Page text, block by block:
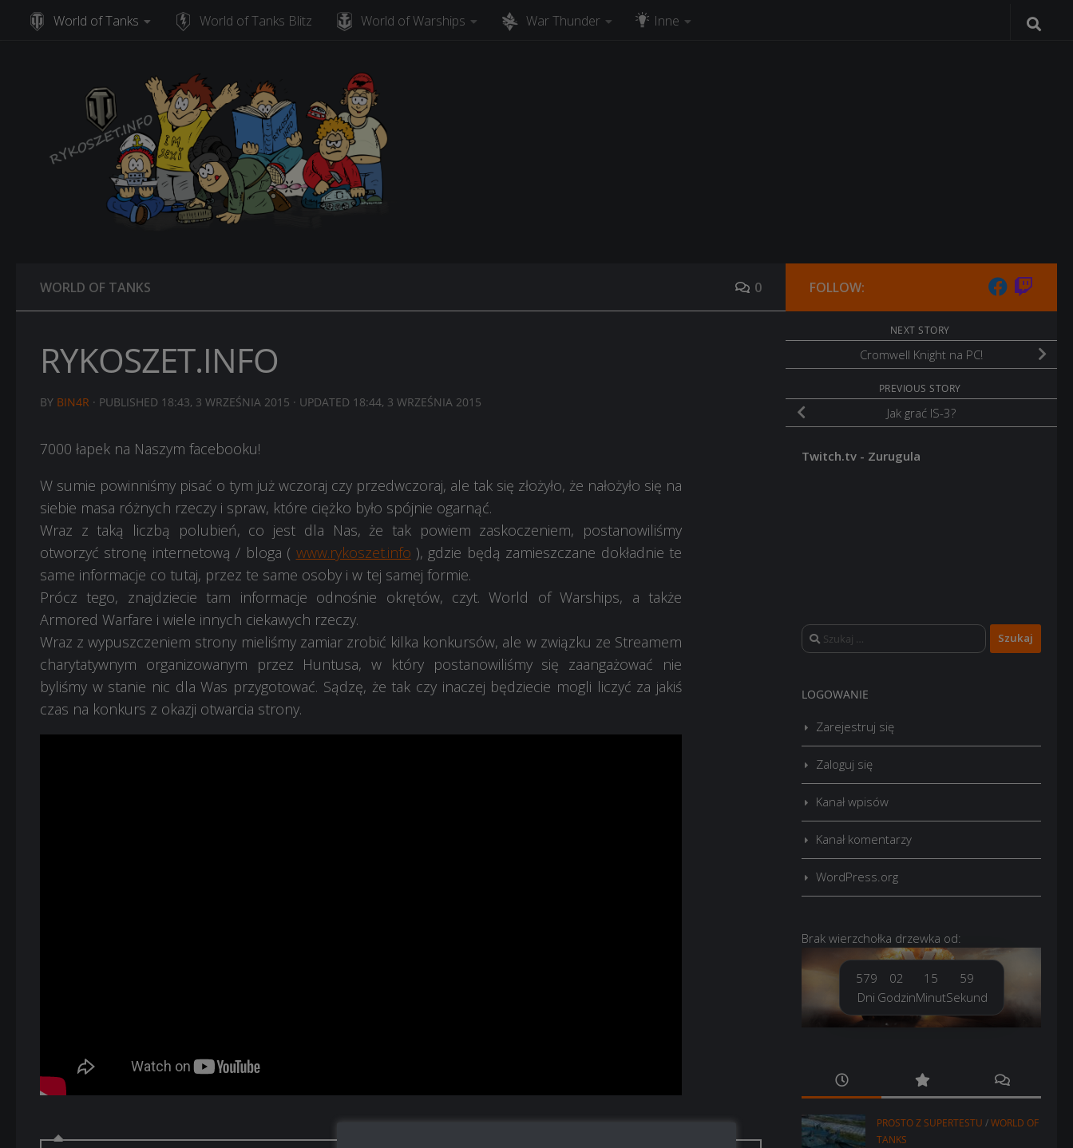
Skip to content
World of Tanks World of Tanks Blitz World of Warships War Thunder Inne
WORLD OF TANKS 0
RYKOSZET.INFO
BY BIN4R · PUBLISHED 18:43, 3 WRZEŚNIA 2015 · UPDATED 18:44, 3 WRZEŚNIA 2015
7000 łapek na Naszym facebooku!
W sumie powinniśmy pisać o tym już wczoraj czy przedwczoraj, ale tak się złożyło, że nałożyło się na
siebie masa różnych rzeczy i spraw, które ciężko było spójnie ogarnąć.
Wraz z taką liczbą polubień, co jest dla Nas, że tak powiem zaskoczeniem, postanowiliśmy
otworzyć stronę internetową / bloga ( www.rykoszet.info ), gdzie będą zamieszczane dokładnie te
same informacje co tutaj, przez te same osoby i w tej samej formie.
Prócz tego, znajdziecie tam informacje odnośnie okrętów, czyt. World of Warships, a także
Armored Warfare i wiele innych ciekawych rzeczy.
Wraz z wypuszczeniem strony mieliśmy zamiar zrobić kilka konkursów, ale w związku ze Streamem
charytatywnym organizowanym przez Huntusa, w który postanowiliśmy się zaangażować nie
byliśmy w stanie nic dla Was przygotować. Sądzę, że tak czy inaczej będziecie mogli liczyć za jakiś
czas na konkurs z okazji otwarcia strony.
FOLLOW:
NEXT STORY
Cromwell Knight na PC!
PREVIOUS STORY
Jak grać IS-3?
Twitch.tv - Zurugula
Szukaj:
LOGOWANIE
Zarejestruj się
Zaloguj się
Kanał wpisów
Kanał komentarzy
WordPress.org
Brak wierzchołka drzewka od:
579
Dni
02
Godzin
16
Minut
01
Sekund
PROSTO Z SUPERTESTU /WORLD OF
TANKS